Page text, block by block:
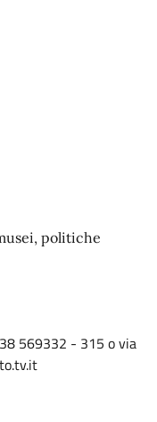
politiche
569332 - 315 o via